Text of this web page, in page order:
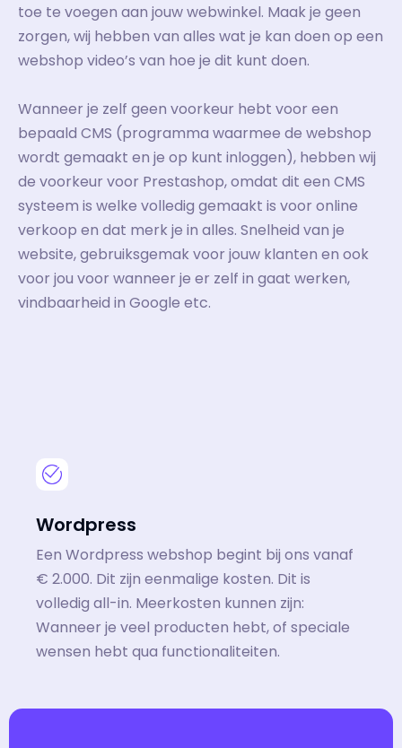
toe te voegen aan jouw webwinkel. Maak je geen
zorgen, wij hebben van alles wat je kan doen op een
webshop video’s van hoe je dit kunt doen.
Wanneer je zelf geen voorkeur hebt voor een
bepaald CMS (programma waarmee de webshop
wordt gemaakt en je op kunt inloggen), hebben wij
de voorkeur voor Prestashop, omdat dit een CMS
systeem is welke volledig gemaakt is voor online
verkoop en dat merk je in alles. Snelheid van je
website, gebruiksgemak voor jouw klanten en ook
voor jou voor wanneer je er zelf in gaat werken,
vindbaarheid in Google etc.
Wordpress
Een Wordpress webshop begint bij ons vanaf
€ 2.000. Dit zijn eenmalige kosten. Dit is
volledig all-in. Meerkosten kunnen zijn:
Wanneer je veel producten hebt, of speciale
wensen hebt qua functionaliteiten.